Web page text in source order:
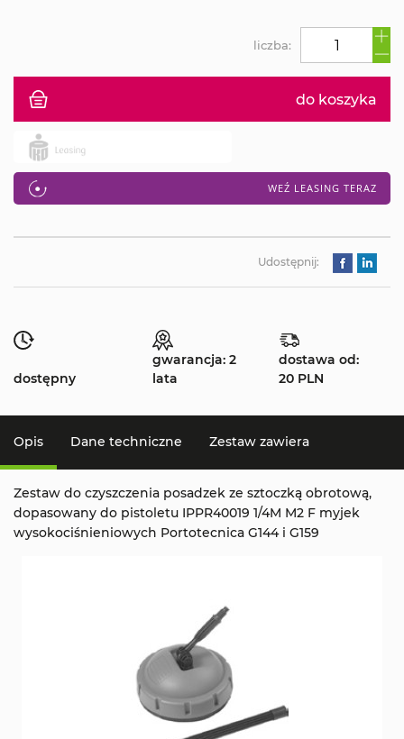
do koszyka
WEŹ LEASING TERAZ
liczba:
Udostępnij:
dostępny
gwarancja: 2
lata
dostawa od:
20 PLN
Opis Dane techniczne Zestaw zawiera
Zestaw do czyszczenia posadzek ze sztoczką obrotową,
dopasowany do pistoletu IPPR40019 1/4M M2 F myjek
wysokociśnieniowych Portotecnica G144 i G159